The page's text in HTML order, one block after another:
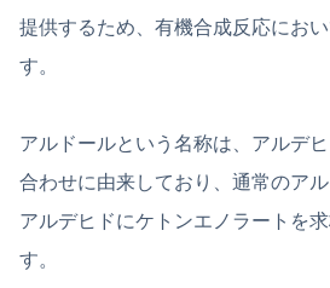
提供するため、有機合成反応にお
す。
アルドールという名称は、アルデ
合わせに由来しており、通常のア
アルデヒドにケトンエノラートを
す。